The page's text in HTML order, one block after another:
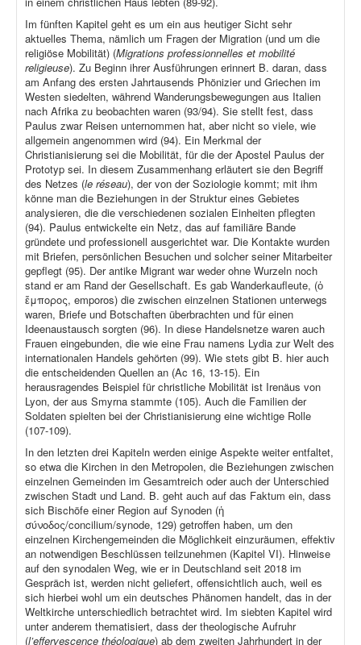
Im fünften Kapitel geht es um ein aus heutiger Sicht sehr
aktuelles Thema, nämlich um Fragen der Migration (und um die
religiöse Mobilität) (Migrations professionnelles et mobilité
religieuse). Zu Beginn ihrer Ausführungen erinnert B. daran, dass
am Anfang des ersten Jahrtausends Phönizier und Griechen im
Westen siedelten, während Wanderungsbewegungen aus Italien
nach Afrika zu beobachten waren (93/94). Sie stellt fest, dass
Paulus zwar Reisen unternommen hat, aber nicht so viele, wie
allgemein angenommen wird (94). Ein Merkmal der
Christianisierung sei die Mobilität, für die der Apostel Paulus der
Prototyp sei. In diesem Zusammenhang erläutert sie den Begriff
des Netzes (le réseau), der von der Soziologie kommt; mit ihm
könne man die Beziehungen in der Struktur eines Gebietes
analysieren, die die verschiedenen sozialen Einheiten pflegten
(94). Paulus entwickelte ein Netz, das auf familiäre Bande
gründete und professionell ausgerichtet war. Die Kontakte wurden
mit Briefen, persönlichen Besuchen und solcher seiner Mitarbeiter
gepflegt (95). Der antike Migrant war weder ohne Wurzeln noch
stand er am Rand der Gesellschaft. Es gab Wanderkaufleute, (ὁ
ἔμπορος, emporos) die zwischen einzelnen Stationen unterwegs
waren, Briefe und Botschaften überbrachten und für einen
Ideenaustausch sorgten (96). In diese Handelsnetze waren auch
Frauen eingebunden, die wie eine Frau namens Lydia zur Welt des
internationalen Handels gehörten (99). Wie stets gibt B. hier auch
die entscheidenden Quellen an (Ac 16, 13-15). Ein
herausragendes Beispiel für christliche Mobilität ist Irenäus von
Lyon, der aus Smyrna stammte (105). Auch die Familien der
Soldaten spielten bei der Christianisierung eine wichtige Rolle
(107-109).
In den letzten drei Kapiteln werden einige Aspekte weiter entfaltet,
so etwa die Kirchen in den Metropolen, die Beziehungen zwischen
einzelnen Gemeinden im Gesamtreich oder auch der Unterschied
zwischen Stadt und Land. B. geht auch auf das Faktum ein, dass
sich Bischöfe einer Region auf Synoden (ἡ
σύνοδος/concilium/synode, 129) getroffen haben, um den
einzelnen Kirchengemeinden die Möglichkeit einzuräumen, effektiv
an notwendigen Beschlüssen teilzunehmen (Kapitel VI). Hinweise
auf den synodalen Weg, wie er in Deutschland seit 2018 im
Gespräch ist, werden nicht geliefert, offensichtlich auch, weil es
sich hierbei wohl um ein deutsches Phänomen handelt, das in der
Weltkirche unterschiedlich betrachtet wird. Im siebten Kapitel wird
unter anderem thematisiert, dass der theologische Aufruhr
(l’effervescence théologique) ab dem zweiten Jahrhundert in der